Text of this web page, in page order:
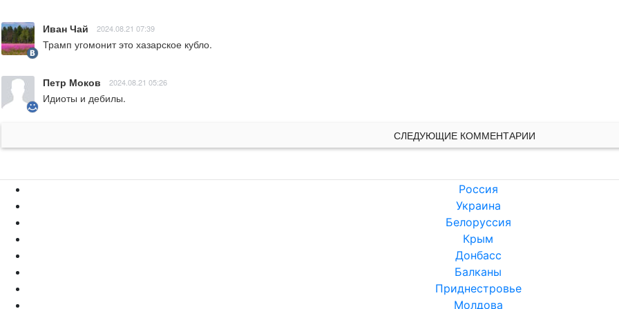
Иван Чай 2024.08.21 07:39
Трамп угомонит это хазарское кубло.
Петр Моков 2024.08.21 05:26
Идиоты и дебилы.
СЛЕДУЮЩИЕ КОММЕНТАРИИ
Россия
Украина
Белоруссия
Крым
Донбасс
Балканы
Приднестровье
Молдова